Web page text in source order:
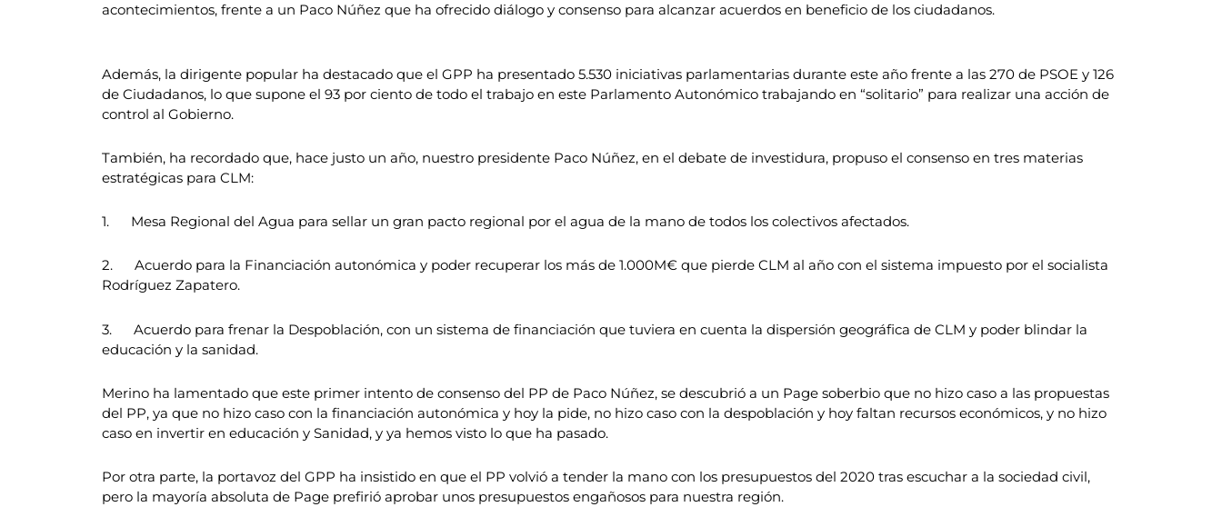
acontecimientos, frente a un Paco Núñez que ha ofrecido diálogo y consenso para alcanzar acuerdos en beneficio de los ciudadanos.
Además, la dirigente popular ha destacado que el GPP ha presentado 5.530 iniciativas parlamentarias durante este año frente a las 270 de PSOE y 126
de Ciudadanos, lo que supone el 93 por ciento de todo el trabajo en este Parlamento Autonómico trabajando en “solitario” para realizar una acción de
control al Gobierno.
También, ha recordado que, hace justo un año, nuestro presidente Paco Núñez, en el debate de investidura, propuso el consenso en tres materias
estratégicas para CLM:
1. Mesa Regional del Agua para sellar un gran pacto regional por el agua de la mano de todos los colectivos afectados.
2. Acuerdo para la Financiación autonómica y poder recuperar los más de 1.000M€ que pierde CLM al año con el sistema impuesto por el socialista
Rodríguez Zapatero.
3. Acuerdo para frenar la Despoblación, con un sistema de financiación que tuviera en cuenta la dispersión geográfica de CLM y poder blindar la
educación y la sanidad.
Merino ha lamentado que este primer intento de consenso del PP de Paco Núñez, se descubrió a un Page soberbio que no hizo caso a las propuestas
del PP, ya que no hizo caso con la financiación autonómica y hoy la pide, no hizo caso con la despoblación y hoy faltan recursos económicos, y no hizo
caso en invertir en educación y Sanidad, y ya hemos visto lo que ha pasado.
Por otra parte, la portavoz del GPP ha insistido en que el PP volvió a tender la mano con los presupuestos del 2020 tras escuchar a la sociedad civil,
pero la mayoría absoluta de Page prefirió aprobar unos presupuestos engañosos para nuestra región.